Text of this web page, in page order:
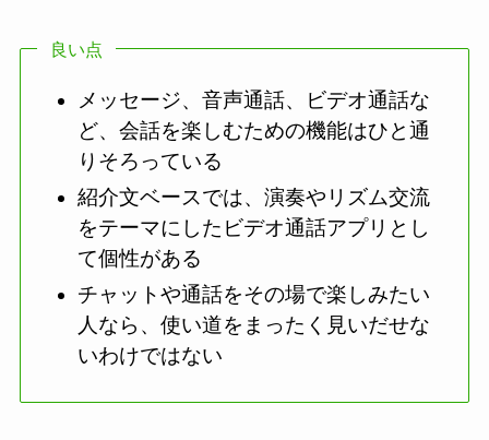
良い点
メッセージ、音声通話、ビデオ通話な
ど、会話を楽しむための機能はひと通
りそろっている
紹介文ベースでは、演奏やリズム交流
をテーマにしたビデオ通話アプリとし
て個性がある
チャットや通話をその場で楽しみたい
人なら、使い道をまったく見いだせな
いわけではない